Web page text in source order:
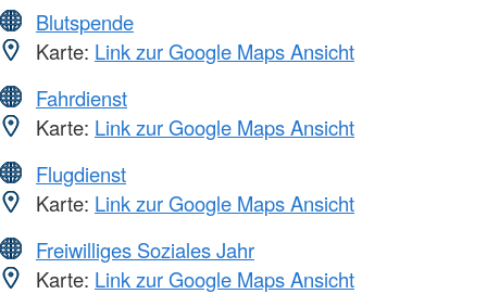
Blutspende
Karte: Link zur Google Maps Ansicht
Fahrdienst
Karte: Link zur Google Maps Ansicht
Flugdienst
Karte: Link zur Google Maps Ansicht
Freiwilliges Soziales Jahr
Karte: Link zur Google Maps Ansicht